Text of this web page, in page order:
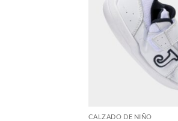
CALZADO DE NIÑO